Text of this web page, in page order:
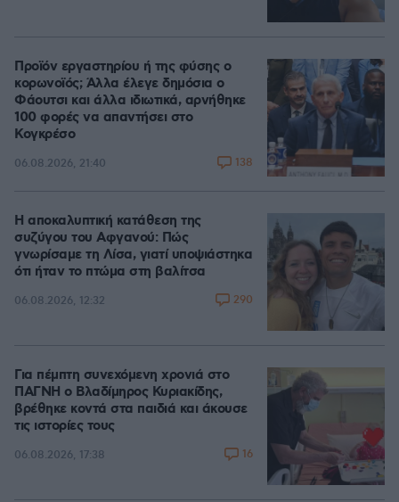
Προϊόν εργαστηρίου ή της φύσης ο
κορωνοϊός; Άλλα έλεγε δημόσια ο
Φάουτσι και άλλα ιδιωτικά, αρνήθηκε
100 φορές να απαντήσει στο
Κογκρέσο
06.08.2026, 21:40 138
Η αποκαλυπτική κατάθεση της
συζύγου του Αφγανού: Πώς
γνωρίσαμε τη Λίσα, γιατί υποψιάστηκα
ότι ήταν το πτώμα στη βαλίτσα
06.08.2026, 12:32 290
Για πέμπτη συνεχόμενη χρονιά στο
ΠΑΓΝΗ ο Βλαδίμηρος Κυριακίδης,
βρέθηκε κοντά στα παιδιά και άκουσε
τις ιστορίες τους
06.08.2026, 17:38 16